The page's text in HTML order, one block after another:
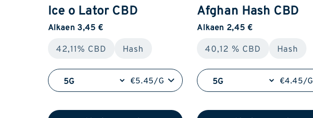
Ice o Lator CBD
Alkaen 3,45 €
42,11% CBD Hash
€5.45/G
Afghan Hash CBD
Alkaen 2,45 €
40,12 % CBD Hash
€4.45/G